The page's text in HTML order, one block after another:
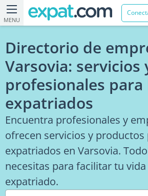
MENU
Directorio de
Varsovia: servicios
profesionales para
expatriados
Encuentra profesionales y
ofrecen servicios y productos
expatriados en Varsovia.
necesitas para facilitar tu
expatriado.